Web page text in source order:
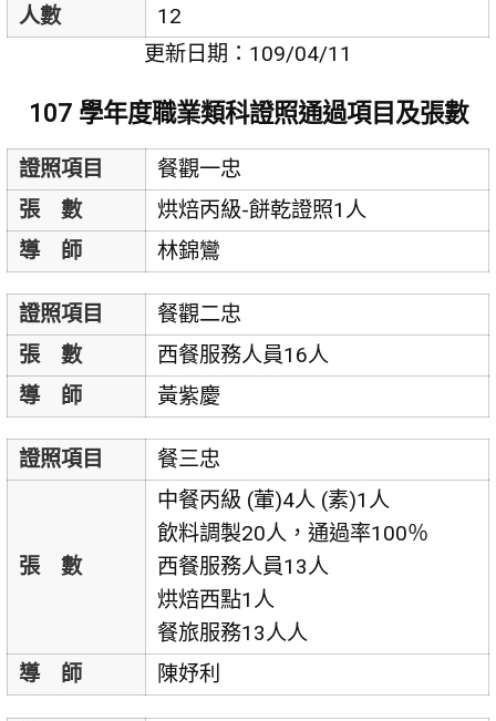
人數
12
更新日期：109/04/11
107 學年度職業類科證照通過項目及張數
證照項目
餐觀一忠
張 數
烘焙丙級-餅乾證照1人
導 師
林錦鸞
證照項目
餐觀二忠
張 數
西餐服務人員16人
導 師
黃紫慶
證照項目 餐三忠
張 數
中餐丙級 (葷)4人 (素)1人
飲料調製20人，通過率100％
西餐服務人員13人
烘焙西點1人
餐旅服務13人人
導 師
陳妤利